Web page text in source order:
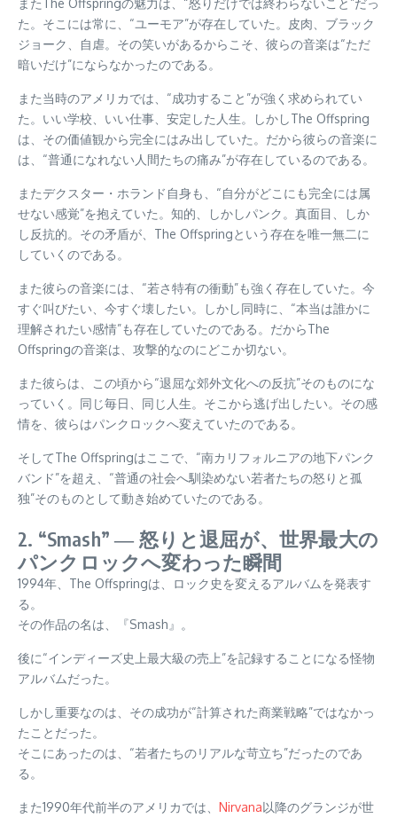
またThe Offspringの魅力は、“怒りだけでは終わらないこと”だっ
た。そこには常に、“ユーモア”が存在していた。皮肉、ブラック
ジョーク、自虐。その笑いがあるからこそ、彼らの音楽は“ただ
暗いだけ”にならなかったのである。
また当時のアメリカでは、“成功すること”が強く求められてい
た。いい学校、いい仕事、安定した人生。しかしThe Offspring
は、その価値観から完全にはみ出していた。だから彼らの音楽に
は、“普通になれない人間たちの痛み”が存在しているのである。
またデクスター・ホランド自身も、“自分がどこにも完全には属
せない感覚”を抱えていた。知的、しかしパンク。真面目、しか
し反抗的。その矛盾が、The Offspringという存在を唯一無二に
していくのである。
また彼らの音楽には、“若さ特有の衝動”も強く存在していた。今
すぐ叫びたい、今すぐ壊したい。しかし同時に、“本当は誰かに
理解されたい感情”も存在していたのである。だからThe
Offspringの音楽は、攻撃的なのにどこか切ない。
また彼らは、この頃から“退屈な郊外文化への反抗”そのものにな
っていく。同じ毎日、同じ人生。そこから逃げ出したい。その感
情を、彼らはパンクロックへ変えていたのである。
そしてThe Offspringはここで、“南カリフォルニアの地下パンク
バンド”を超え、“普通の社会へ馴染めない若者たちの怒りと孤
独”そのものとして動き始めていたのである。
2. “Smash” ― 怒りと退屈が、世界最大の
パンクロックへ変わった瞬間
1994年、The Offspringは、ロック史を変えるアルバムを発表す
る。
その作品の名は、『Smash』。
後に“インディーズ史上最大級の売上”を記録することになる怪物
アルバムだった。
しかし重要なのは、その成功が“計算された商業戦略”ではなかっ
たことだった。
そこにあったのは、“若者たちのリアルな苛立ち”だったのであ
る。
また1990年代前半のアメリカでは、 Nirvana以降のグランジが世